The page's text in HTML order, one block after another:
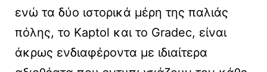
ενώ τα δύο ιστορικά μέρη της παλιάς
πόλης, το Kaptol και το Gradec, είναι
άκρως ενδιαφέροντα με ιδιαίτερα